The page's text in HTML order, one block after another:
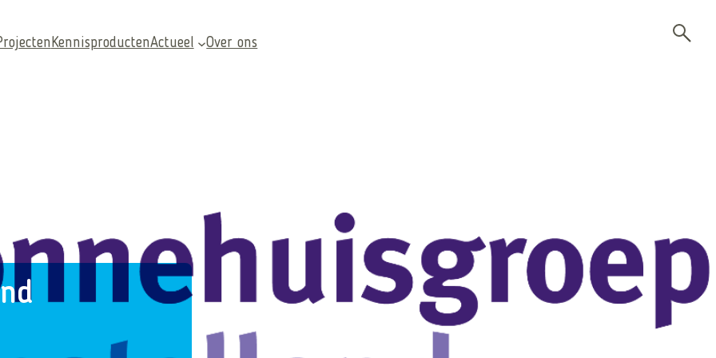
KennisproductenActueel Over ons
Veelgezochte pagina’s